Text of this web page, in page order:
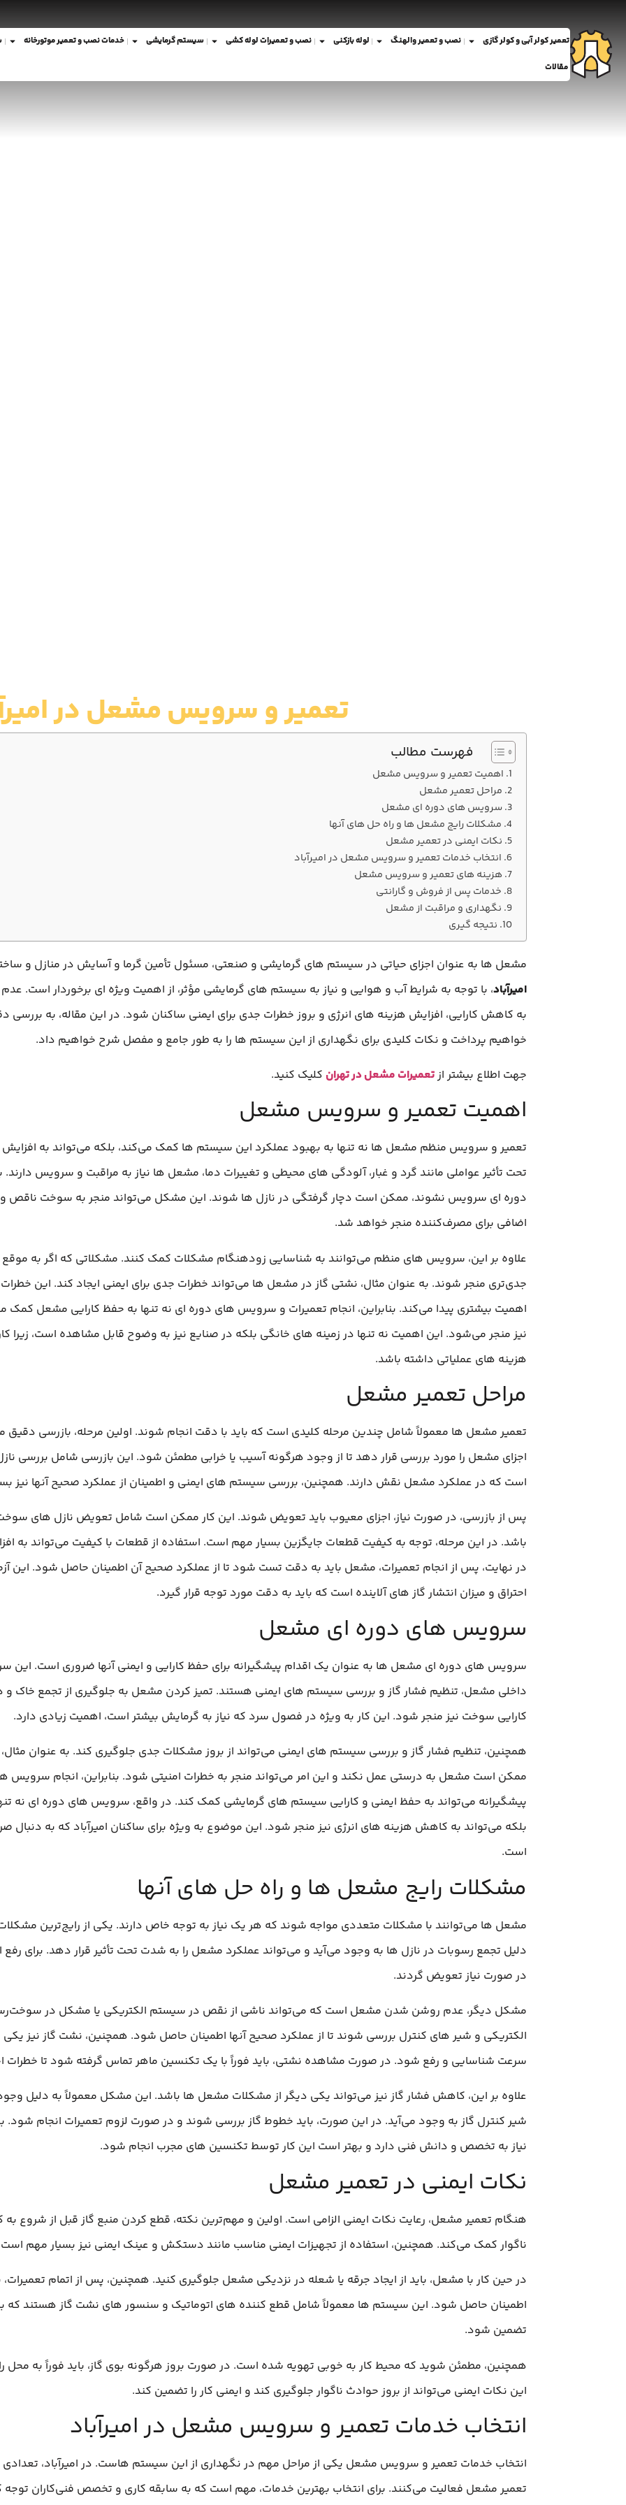
تعمیر کولر آبی و کولر گازی نصب و تعمیر والهنگ لوله بازکنی نصب و تعمیرات لوله کشی سیستم گرمایشی خدمات نصب و تعمیر موتورخانه
مقالات
تعمیر و سرویس مشعل در
فهرست مطالب
اهمیت تعمیر و سرویس مشعل
مراحل تعمیر مشعل
سرویس‌ های دوره‌ ای مشعل
مشکلات رایج مشعل‌ ها و راه‌ حل‌ های آنها
نکات ایمنی در تعمیر مشعل
انتخاب خدمات تعمیر و سرویس مشعل در امیرآباد
هزینه‌ های تعمیر و سرویس مشعل
خدمات پس از فروش و گارانتی
نگهداری و مراقبت از مشعل
نتیجه‌ گیری
مشعل‌ ها به عنوان اجزای حیاتی در سیستم‌ های گرمایشی و صنعتی، مسئول تأمین گرما و آسایش در منازل و
امیرآباد، با توجه به شرایط آب و هوایی و نیاز به سیستم‌ های گرمایشی مؤثر، از اهمیت ویژه‌ ای برخوردار است.
به کاهش کارایی، افزایش هزینه‌ های انرژی و بروز خطرات جدی برای ایمنی ساکنان شود. در این مقاله، به
خواهیم پرداخت و نکات کلیدی برای نگهداری از این سیستم‌ ها را به طور جامع و مفصل شرح خواهیم داد.
جهت اطلاع بیشتر ازتعمیرات مشعل در تهران کلیک کنید.
اهمیت تعمیر و سرویس مشعل
تعمیر و سرویس منظم مشعل‌ ها نه تنها به بهبود عملکرد این سیستم‌ ها کمک می‌کند، بلکه می‌تواند به افزایش
تحت تأثیر عواملی مانند گرد و غبار، آلودگی‌ های محیطی و تغییرات دما، مشعل‌ ها نیاز به مراقبت و سرویس
دوره‌ ای سرویس نشوند، ممکن است دچار گرفتگی در نازل‌ ها شوند. این مشکل می‌تواند منجر به سوخت ناقص
اضافی برای مصرف‌کننده منجر خواهد شد.
علاوه بر این، سرویس‌ های منظم می‌توانند به شناسایی زودهنگام مشکلات کمک کنند. مشکلاتی که اگر به موقع
جدی‌تری منجر شوند. به عنوان مثال، نشتی گاز در مشعل‌ ها می‌تواند خطرات جدی برای ایمنی ایجاد کند. این
اهمیت بیشتری پیدا می‌کند. بنابراین، انجام تعمیرات و سرویس‌ های دوره‌ ای نه تنها به حفظ کارایی مشعل کمک
نیز منجر می‌شود. این اهمیت نه تنها در زمینه‌ های خانگی بلکه در صنایع نیز به وضوح قابل مشاهده است، زیرا
هزینه‌ های عملیاتی داشته باشد.
مراحل تعمیر مشعل
تعمیر مشعل‌ ها معمولاً شامل چندین مرحله کلیدی است که باید با دقت انجام شوند. اولین مرحله، بازرسی دقیق
اجزای مشعل را مورد بررسی قرار دهد تا از وجود هرگونه آسیب یا خرابی مطمئن شود. این بازرسی شامل بررسی
است که در عملکرد مشعل نقش دارند. همچنین، بررسی سیستم‌ های ایمنی و اطمینان از عملکرد صحیح آنها نیز
پس از بازرسی، در صورت نیاز، اجزای معیوب باید تعویض شوند. این کار ممکن است شامل تعویض نازل‌ های
باشد. در این مرحله، توجه به کیفیت قطعات جایگزین بسیار مهم است. استفاده از قطعات با کیفیت می‌تواند به
در نهایت، پس از انجام تعمیرات، مشعل باید به دقت تست شود تا از عملکرد صحیح آن اطمینان حاصل شود. این
احتراق و میزان انتشار گاز های آلاینده است که باید به دقت مورد توجه قرار گیرد.
سرویس‌ های دوره‌ ای مشعل
سرویس‌ های دوره‌ ای مشعل‌ ها به عنوان یک اقدام پیشگیرانه برای حفظ کارایی و ایمنی آنها ضروری است. این
داخلی مشعل، تنظیم فشار گاز و بررسی سیستم‌ های ایمنی هستند. تمیز کردن مشعل به جلوگیری از تجمع خاک
کارایی سوخت نیز منجر شود. این کار به ویژه در فصول سرد که نیاز به گرمایش بیشتر است، اهمیت زیادی دارد.
همچنین، تنظیم فشار گاز و بررسی سیستم‌ های ایمنی می‌تواند از بروز مشکلات جدی جلوگیری کند. به عنوان
ممکن است مشعل به درستی عمل نکند و این امر می‌تواند منجر به خطرات امنیتی شود. بنابراین، انجام
پیشگیرانه می‌تواند به حفظ ایمنی و کارایی سیستم‌ های گرمایشی کمک کند. در واقع، سرویس‌ های دوره‌ ای نه
بلکه می‌تواند به کاهش هزینه‌ های انرژی نیز منجر شود. این موضوع به ویژه برای ساکنان امیرآباد که به
است.
مشکلات رایج مشعل‌ ها و راه‌ حل‌ های آنها
مشعل‌ ها می‌توانند با مشکلات متعددی مواجه شوند که هر یک نیاز به توجه خاص دارند. یکی از رایج‌ترین
دلیل تجمع رسوبات در نازل‌ ها به وجود می‌آید و می‌تواند عملکرد مشعل را به شدت تحت تأثیر قرار دهد. برای
در صورت نیاز تعویض گردند.
مشکل دیگر، عدم روشن شدن مشعل است که می‌تواند ناشی از نقص در سیستم الکتریکی یا مشکل در
الکتریکی و شیر های کنترل بررسی شوند تا از عملکرد صحیح آنها اطمینان حاصل شود. همچنین، نشت گاز نیز
سرعت شناسایی و رفع شود. در صورت مشاهده نشتی، باید فوراً با یک تکنسین ماهر تماس گرفته شود تا خطرات
علاوه بر این، کاهش فشار گاز نیز می‌تواند یکی دیگر از مشکلات مشعل‌ ها باشد. این مشکل معمولاً به دلیل
شیر کنترل گاز به وجود می‌آید. در این صورت، باید خطوط گاز بررسی شوند و در صورت لزوم تعمیرات انجام
نیاز به تخصص و دانش فنی دارد و بهتر است این کار توسط تکنسین‌ های مجرب انجام شود.
نکات ایمنی در تعمیر مشعل
هنگام تعمیر مشعل، رعایت نکات ایمنی الزامی است. اولین و مهم‌ترین نکته، قطع کردن منبع گاز قبل از شروع به
ناگوار کمک می‌کند. همچنین، استفاده از تجهیزات ایمنی مناسب مانند دستکش و عینک ایمنی نیز بسیار مهم
در حین کار با مشعل، باید از ایجاد جرقه یا شعله در نزدیکی مشعل جلوگیری کنید. همچنین، پس از اتمام
اطمینان حاصل شود. این سیستم‌ ها معمولاً شامل قطع‌ کننده‌ های اتوماتیک و سنسور های نشت گاز هستند که
تضمین شود.
همچنین، مطمئن شوید که محیط کار به خوبی تهویه شده است. در صورت بروز هرگونه بوی گاز، باید فوراً به محل
این نکات ایمنی می‌تواند از بروز حوادث ناگوار جلوگیری کند و ایمنی کار را تضمین کند.
انتخاب خدمات تعمیر و سرویس مشعل در امیرآباد
انتخاب خدمات تعمیر و سرویس مشعل یکی از مراحل مهم در نگهداری از این سیستم‌ هاست. در امیرآباد،
تعمیر مشعل فعالیت می‌کنند. برای انتخاب بهترین خدمات، مهم است که به سابقه کاری و تخصص فنی‌کاران توجه